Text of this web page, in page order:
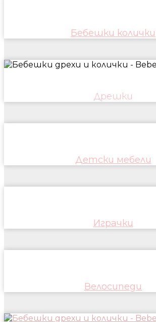
Бебешки колички
Дрешки
Детски мебели
Играчки
Велосипеди